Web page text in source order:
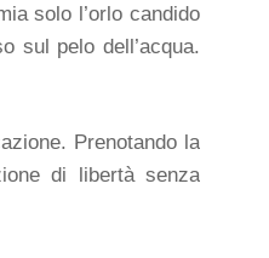
solo l’orlo candido
sul pelo dell’acqua.
Prenotando la
di libertà senza